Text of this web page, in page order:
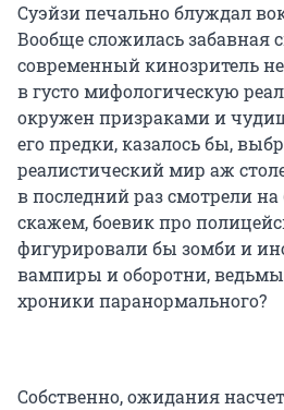
Суэйзи печально блуждал
Вообще сложилась забавная
современный кинозритель
в густо мифологическую
окружен призраками и
его предки, казалось бы,
реалистический мир аж
в последний раз смотрели
скажем, боевик про
фигурировали бы зомби и
вампиры и оборотни,
хроники паранормального?
Собственно, ожидания